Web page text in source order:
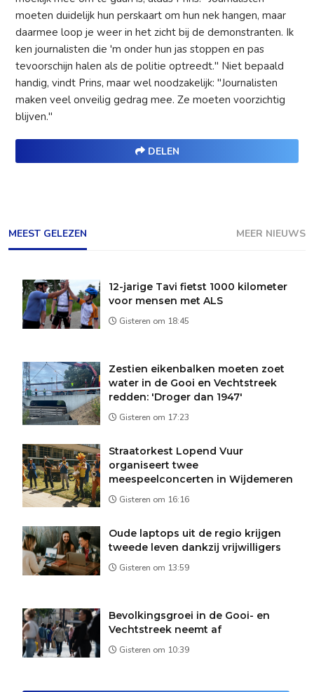
moeten duidelijk hun perskaart om hun nek hangen, maar
daarmee loop je weer in het zicht bij de demonstranten. Ik
ken journalisten die 'm onder hun jas stoppen en pas
tevoorschijn halen als de politie optreedt." Niet bepaald
handig, vindt Prins, maar wel noodzakelijk: "Journalisten
maken veel onveilig gedrag mee. Ze moeten voorzichtig
blijven."
DELEN
MEEST GELEZEN MEER NIEUWS
12-jarige Tavi fietst 1000 kilometer
voor mensen met ALS
Gisteren om 18:45
Zestien eikenbalken moeten zoet
water in de Gooi en Vechtstreek
redden: 'Droger dan 1947'
Gisteren om 17:23
Straatorkest Lopend Vuur
organiseert twee
meespeelconcerten in Wijdemeren
Gisteren om 16:16
Oude laptops uit de regio krijgen
tweede leven dankzij vrijwilligers
Gisteren om 13:59
Bevolkingsgroei in de Gooi- en
Vechtstreek neemt af
Gisteren om 10:39